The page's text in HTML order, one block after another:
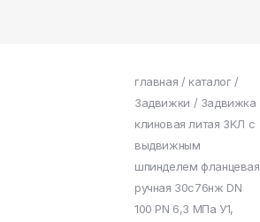
главная / каталог/
Задвижки / Задвижка
клиновая литая ЗКЛ с
выдвижным
шпинделем фланцевая
ручная 30с76нж DN
100 PN 6,3 МПа У1,